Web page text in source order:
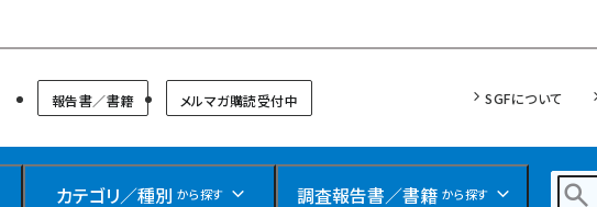
グリッドフォーラム
報告書／書籍 メルマガ購読受付中 SGFについて
カテゴリ／種別 から探す 調査報告書／書籍 から探す